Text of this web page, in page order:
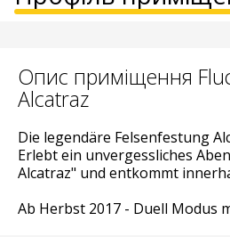
Опис приміщення
Alcatraz
Die legendäre Felsenfestung
Erlebt ein unvergessliches
Alcatraz" und entkommt
Ab Herbst 2017 - Duell Modus